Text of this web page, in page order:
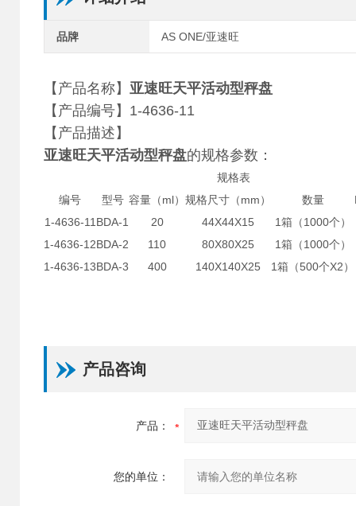
品牌 AS ONE/亚速旺
【产品名称】 亚速旺天平活动型秤盘
【产品编号】1-4636-11
【产品描述】
亚速旺天平活动型秤盘的规格参数：
规格表
编号
型号 容量（ml） 规格尺寸（mm） 数量
1-4636-11 BDA-1 20 44X44X15
1箱（1000个）
1-4636-12BDA-2 110 80X80X25
1箱（1000个）
1-4636-13BDA-3 400 140X140X25 1箱（500个X2）
产品咨询
产品：
您的单位：